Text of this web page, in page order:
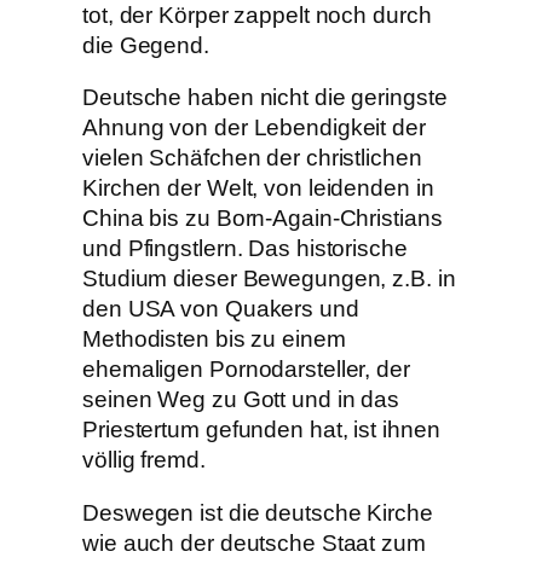
tot, der Körper zappelt noch durch
die Gegend.
Deutsche haben nicht die geringste
Ahnung von der Lebendigkeit der
vielen Schäfchen der christlichen
Kirchen der Welt, von leidenden in
China bis zu Born-Again-Christians
und Pfingstlern. Das historische
Studium dieser Bewegungen, z.B. in
den USA von Quakers und
Methodisten bis zu einem
ehemaligen Pornodarsteller, der
seinen Weg zu Gott und in das
Priestertum gefunden hat, ist ihnen
völlig fremd.
Deswegen ist die deutsche Kirche
wie auch der deutsche Staat zum